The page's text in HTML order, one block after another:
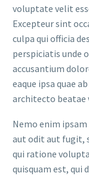
voluptate velit
Excepteur sint
culpa qui officia
perspiciatis unde
accusantium
eaque ipsa quae
architecto beatae
Nemo enim
aut odit aut fugit,
qui ratione
quisquam est, qui